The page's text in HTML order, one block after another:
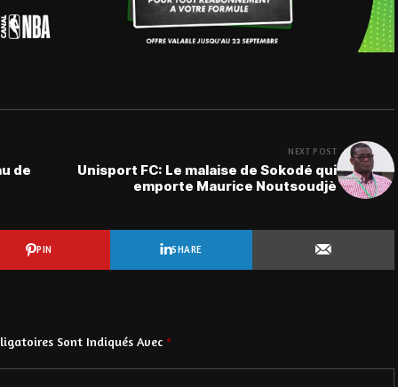
de
NEXT POST
Unisport FC: Le malaise de Sokodé qui
emporte Maurice Noutsoudjè
PIN SHARE
Sont Indiqués Avec *